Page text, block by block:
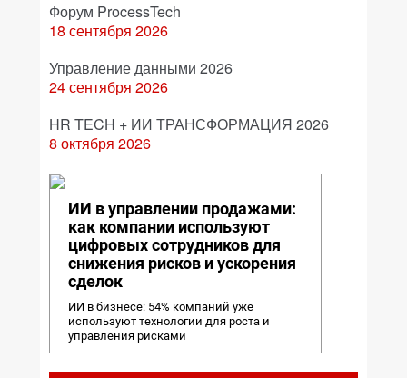
Форум ProcessTech
18 сентября 2026
Управление данными 2026
24 сентября 2026
HR TECH + ИИ ТРАНСФОРМАЦИЯ 2026
8 октября 2026
ИИ в управлении продажами:
как компании используют
цифровых сотрудников для
снижения рисков и ускорения
сделок
ИИ в бизнесе: 54% компаний уже
используют технологии для роста и
управления рисками